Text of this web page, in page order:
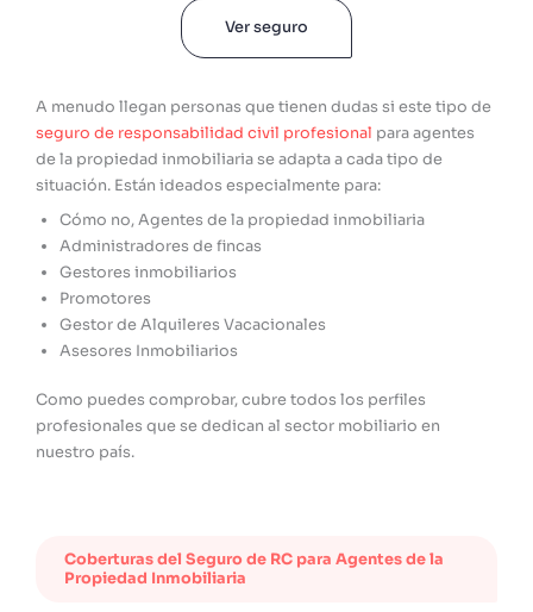
Ver seguro
A menudo llegan personas que tienen dudas si este tipo de
seguro de responsabilidad civil profesional para agentes
de la propiedad inmobiliaria se adapta a cada tipo de
situación. Están ideados especialmente para:
Cómo no, Agentes de la propiedad inmobiliaria
Administradores de fincas
Gestores inmobiliarios
Promotores
Gestor de Alquileres Vacacionales
Asesores Inmobiliarios
Como puedes comprobar, cubre todos los perfiles
profesionales que se dedican al sector mobiliario en
nuestro país.
Coberturas del Seguro de RC para Agentes de la
Propiedad Inmobiliaria